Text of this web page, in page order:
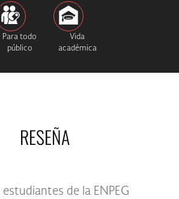
Para todo
público
Vida
académica
RESEÑA
estudiantes de la ENPEG